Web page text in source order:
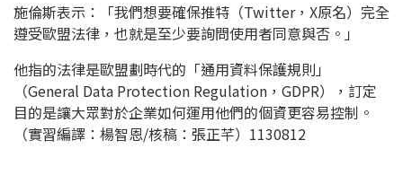
施倫斯表示：「我們想要確保推特（Twitter，X原名）完全
遵受歐盟法律，也就是至少要詢問使用者同意與否。」
他指的法律是歐盟劃時代的「通用資料保護規則」
（General Data Protection Regulation，GDPR），訂定
目的是讓大眾對於企業如何運用他們的個資更容易控制。
（實習編譯：楊智恩/核稿：張正芊）1130812